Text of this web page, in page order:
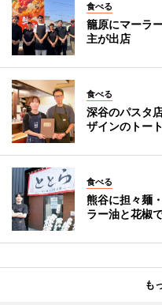
食べる
籠原にマーラ
主が出店
食べる
深谷のパスタ
ザインのトー
食べる
熊谷に担々麺
ラー油と花椒
も